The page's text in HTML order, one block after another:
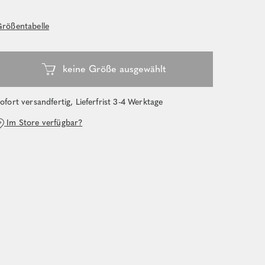
versandfertig, Lieferfrist 3-4 Werktage
Im Store verfügbar?